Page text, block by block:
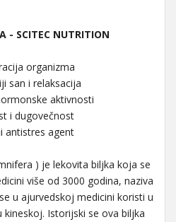
- SCITEC NUTRITION
organizma
san i relaksacija
aktivnosti
i dugovečnost
antistres agent
) je lekovita biljka koja se
više od 3000 godina, naziva
u ajurvedskoj medicini koristi u
kineskoj. Istorijski se ova biljka